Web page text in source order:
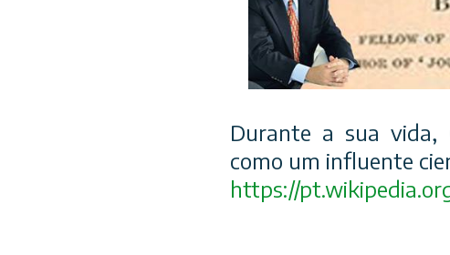
Durante a sua vida,
como um influente
https://